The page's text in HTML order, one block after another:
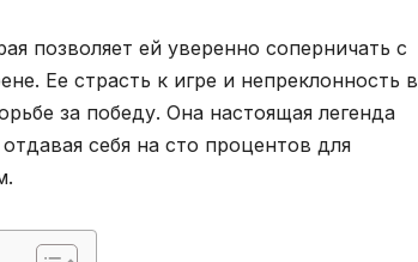
позволяет ей уверенно соперничать с
Ее страсть к игре и непреклонность в
за победу. Она настоящая легенда
себя на сто процентов для